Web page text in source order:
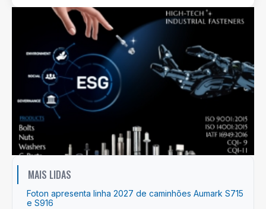
MAIS LIDAS
Foton apresenta linha 2027 de caminhões Aumark S715
e S916